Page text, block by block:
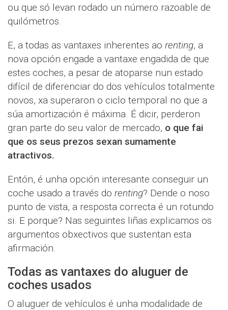
ou que só levan rodado un número razoable de
quilómetros.
E, a todas as vantaxes inherentes ao renting, a
nova opción engade a vantaxe engadida de que
estes coches, a pesar de atoparse nun estado
difícil de diferenciar do dos vehículos totalmente
novos, xa superaron o ciclo temporal no que a
súa amortización é máxima. É dicir, perderon
gran parte do seu valor de mercado, o que fai
que os seus prezos sexan sumamente
atractivos.
Entón, é unha opción interesante conseguir un
coche usado a través do renting? Dende o noso
punto de vista, a resposta correcta é un rotundo
si. E porque? Nas seguintes liñas explicamos os
argumentos obxectivos que sustentan esta
afirmación.
Todas as vantaxes do aluguer de
coches usados
O aluguer de vehículos é unha modalidade de